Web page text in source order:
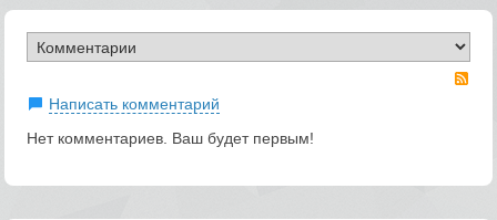
Написать комментарий
Нет комментариев. Ваш будет первым!